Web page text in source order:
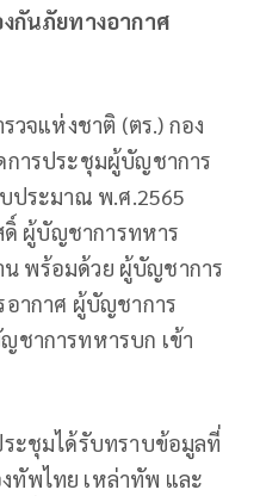
กันภัยทางอากาศ
วจแห่งชาติ (ตร.) กอง
ารประชุมผู้บัญชาการ
ประมาณ พ.ศ.2565
ดิ์ ผู้บัญชาการทหาร
น พร้อมด้วย ผู้บัญชาการ
ากาศ ผู้บัญชาการ
ชาการทหารบก เข้า
ะชุมได้รับทราบข้อมูลที่
ทัพไทย เหล่าทัพ และ